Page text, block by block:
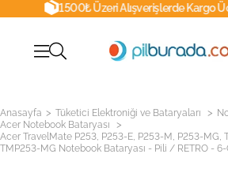
1500₺ Üzeri Alışverişlerde Kargo Ücretsiz!
Anasayfa > Tüketici Elektroniği ve Bataryaları >
Acer Notebook Bataryası >
Acer TravelMate P253, P253-E, P253-M, P253-MG,
TMP253-MG Notebook Bataryası - Pili / RETRO -